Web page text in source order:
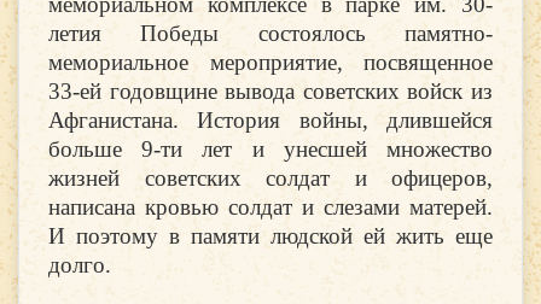
летия Победы состоялось памятно-
мемориальное мероприятие, посвященное
33-ей годовщине вывода советских войск из
Афганистана. История войны, длившейся
больше 9-ти лет и унесшей множество
жизней советских солдат и офицеров,
написана кровью солдат и слезами матерей.
И поэтому в памяти людской ей жить еще
долго.